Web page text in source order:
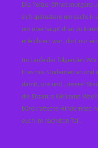
Die Polizei öffnet morgens
sich spätestens um sechs
um überhaupt dran zu
erleichtert war, dort nur
Im Laufe der folgenden
Erasmus-Studenten an
damit, uns und ‚unsere‘
die Erasmus Welcome Week
bürokratische Hindernisse
euch im nächsten Teil.